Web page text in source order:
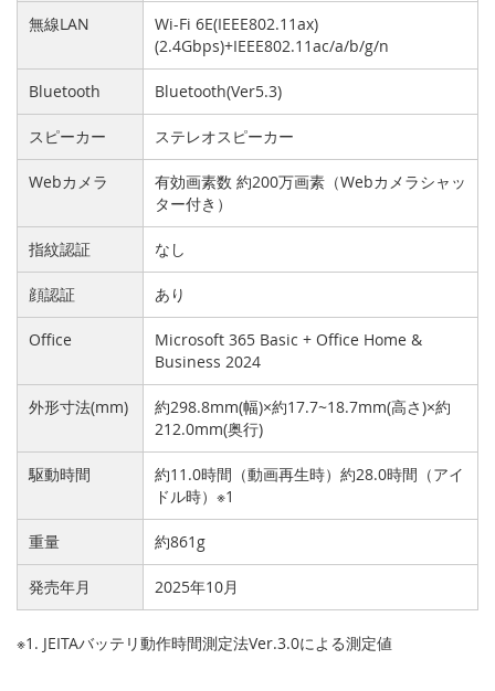
無線LAN
Wi-Fi 6E(IEEE802.11ax)
(2.4Gbps)+IEEE802.11ac/a/b/g/n
Bluetooth Bluetooth(Ver5.3)
スピーカー ステレオスピーカー
Webカメラ
有効画素数 約200万画素（Webカメラシャッ
ター付き）
指紋認証 なし
顔認証 あり
Office
Microsoft 365 Basic + Office Home &
Business 2024
外形寸法(mm)
約298.8mm(幅)×約17.7~18.7mm(高さ)×約
212.0mm(奥行)
駆動時間
約11.0時間（動画再生時）約28.0時間（アイ
ドル時）※1
重量 約861g
発売年月 2025年10月
※1. JEITAバッテリ動作時間測定法Ver.3.0による測定値